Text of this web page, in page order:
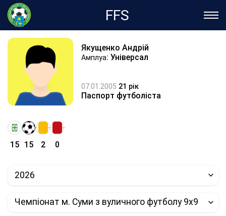
FFS
Якущенко Андрій
Амплуа: Універсал
07.01.2005 21 рік
Паспорт футболіста
15 15 2 0
2026
Чемпіонат м. Суми з вуличного футболу 9х9